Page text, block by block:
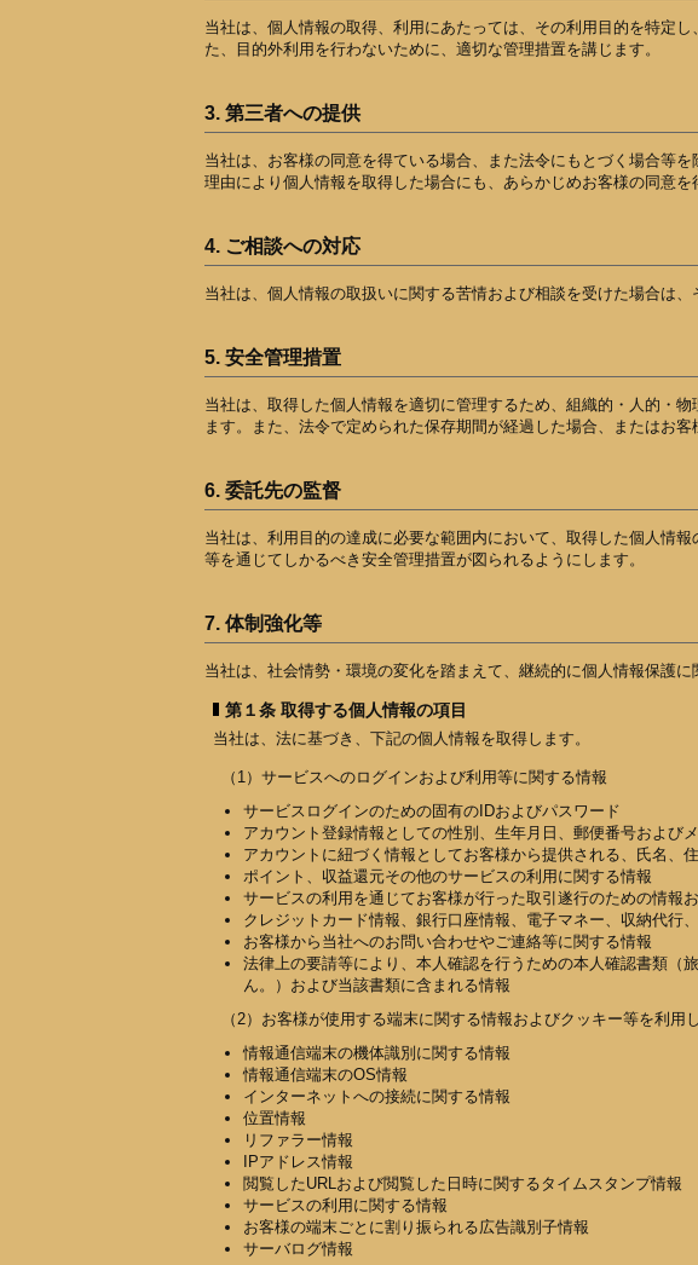
当社は、個人情報の取得、利用にあたっては、その利用目的を特定
た、目的外利用を行わないために、適切な管理措置を講じます。
3. 第三者への提供
当社は、お客様の同意を得ている場合、また法令にもとづく場合等
理由により個人情報を取得した場合にも、あらかじめお客様の同意
4. ご相談への対応
当社は、個人情報の取扱いに関する苦情および相談を受けた場合は
5. 安全管理措置
当社は、取得した個人情報を適切に管理するため、組織的・人的・
ます。また、法令で定められた保存期間が経過した場合、またはお
6. 委託先の監督
当社は、利用目的の達成に必要な範囲内において、取得した個人情
等を通じてしかるべき安全管理措置が図られるようにします。
7. 体制強化等
当社は、社会情勢・環境の変化を踏まえて、継続的に個人情報保護
第１条 取得する個人情報の項目
当社は、法に基づき、下記の個人情報を取得します。
（1）サービスへのログインおよび利用等に関する情報
サービスログインのための固有のIDおよびパスワード
アカウント登録情報としての性別、生年月日、郵便番号および
アカウントに紐づく情報としてお客様から提供される、氏名、
ポイント、収益還元その他のサービスの利用に関する情報
サービスの利用を通じてお客様が行った取引遂行のための情報
クレジットカード情報、銀行口座情報、電子マネー、収納代行
お客様から当社へのお問い合わせやご連絡等に関する情報
法律上の要請等により、本人確認を行うための本人確認書類（
ん。）および当該書類に含まれる情報
（2）お客様が使用する端末に関する情報およびクッキー等を利
情報通信端末の機体識別に関する情報
情報通信端末のOS情報
インターネットへの接続に関する情報
位置情報
リファラー情報
IPアドレス情報
閲覧したURLおよび閲覧した日時に関するタイムスタンプ情報
サービスの利用に関する情報
お客様の端末ごとに割り振られる広告識別子情報
サーバログ情報